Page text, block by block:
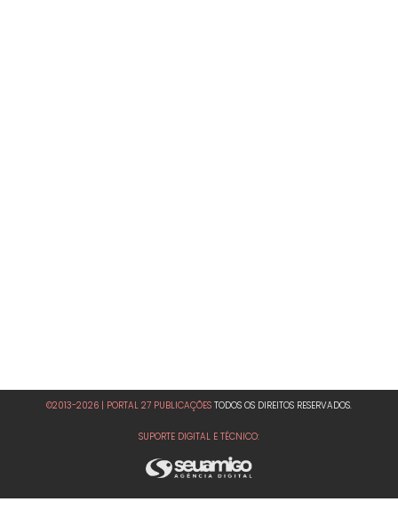
©2013-2026 | PORTAL 27 PUBLICAÇÕES TODOS OS DIREITOS RESERVADOS.
SUPORTE DIGITAL E TÉCNICO: